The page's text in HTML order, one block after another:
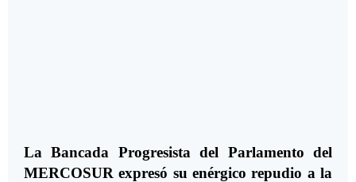
La Bancada Progresista del Parlamento del
MERCOSUR expresó su enérgico repudio a la